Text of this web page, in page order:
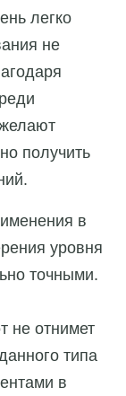
легко
не
получить
в
уровня
точными.
не отнимет
типа
в